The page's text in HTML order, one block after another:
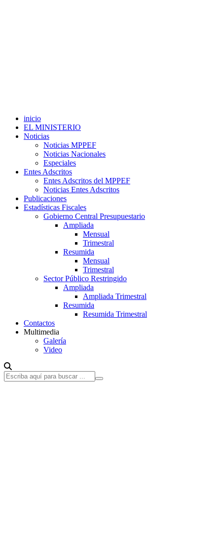
inicio
EL MINISTERIO
Noticias
Noticias MPPEF
Noticias Nacionales
Especiales
Entes Adscritos
Entes Adscritos del MPPEF
Noticias Entes Adscritos
Publicaciones
Estadísticas Fiscales
Gobierno Central Presupuestario
Ampliada
Mensual
Trimestral
Resumida
Mensual
Trimestral
Sector Público Restringido
Ampliada
Ampliada Trimestral
Resumida
Resumida Trimestral
Contactos
Multimedia
Galería
Video